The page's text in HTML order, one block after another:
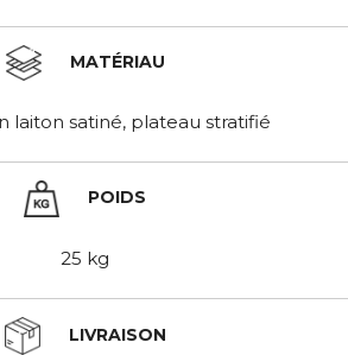
MATÉRIAU
laiton satiné, plateau stratifié
POIDS
25 kg
LIVRAISON